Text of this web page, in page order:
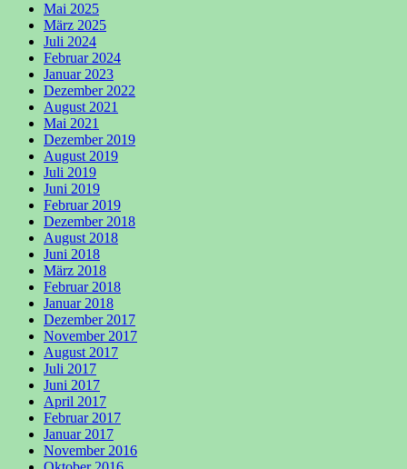
Mai 2025
März 2025
Juli 2024
Februar 2024
Januar 2023
Dezember 2022
August 2021
Mai 2021
Dezember 2019
August 2019
Juli 2019
Juni 2019
Februar 2019
Dezember 2018
August 2018
Juni 2018
März 2018
Februar 2018
Januar 2018
Dezember 2017
November 2017
August 2017
Juli 2017
Juni 2017
April 2017
Februar 2017
Januar 2017
November 2016